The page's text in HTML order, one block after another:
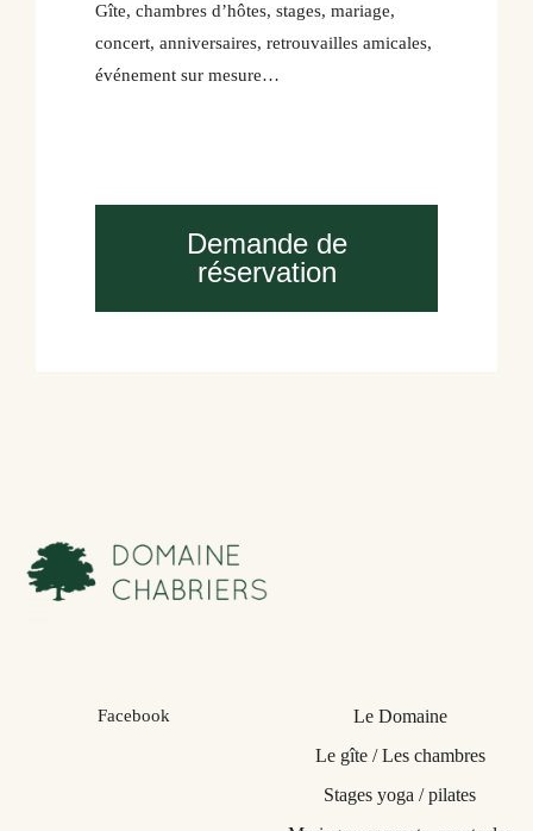
Gîte, chambres d’hôtes, stages, mariage,
concert, anniversaires, retrouvailles amicales,
événement sur mesure…
Demande de
réservation
Facebook
Le Domaine
Le gîte / Les chambres
Stages yoga / pilates